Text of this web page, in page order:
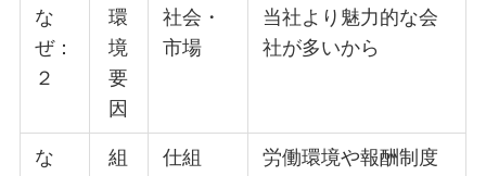
な
ぜ：
２
環
境
要
因
社会・
市場
当社より魅力的な会
社が多いから
な
組
仕組
労働環境や報酬制度